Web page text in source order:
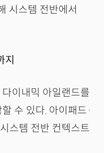
시스템 전반에서
지
이내믹 아일랜드를
수 있다. 아이패드·
스템 전반 컨텍스트